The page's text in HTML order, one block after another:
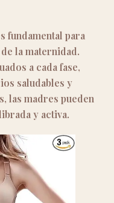
fundamental para
la maternidad.
a cada fase,
saludables y
las madres pueden
y activa.